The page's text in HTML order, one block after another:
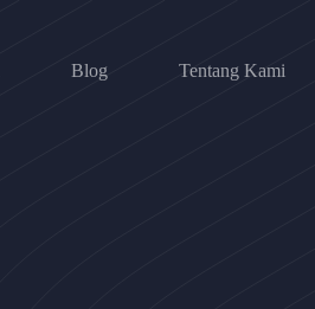
Blog Tentang Kami